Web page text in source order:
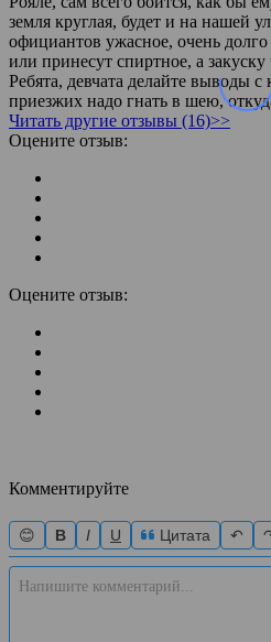
земля круглая, будет и на нашей
официантов ужасное, очень долго
или принесут спиртное, а закуску
Ребята, девчата делайте выводы с
приезжих надо гнать в шею,
Читать другие отзывы (16)>>
Оцените отзыв:
Оцените отзыв:
Комментируйте
😊 B I U Цитата ↶